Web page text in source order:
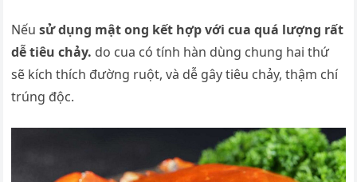
Nếusử dụng mật ong kết hợp với cua quá lượng rất
dễ tiêu chảy. do cua có tính hàn dùng chung hai thứ
sẽ kích thích đường ruột, và dễ gây tiêu chảy, thậm chí
trúng độc.